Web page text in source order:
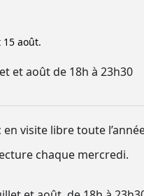
août.
et août de 18h à 23h30
visite libre toute
chaque mercredi.